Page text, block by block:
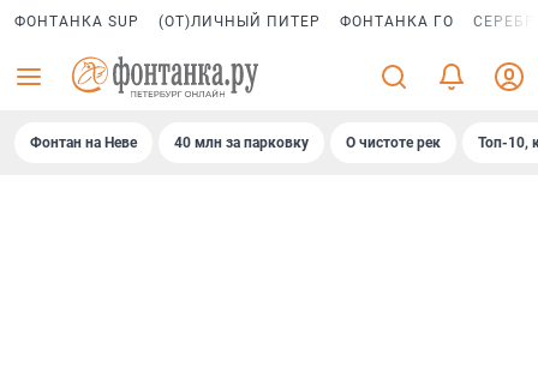
ФОНТАНКА SUP (ОТ)ЛИЧНЫЙ ПИТЕР ФОНТАНКА ГО
Фонтан на Неве 40 млн за парковку О чистоте рек Топ-10,